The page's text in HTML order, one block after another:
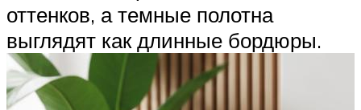
оттенков, а темные полотна
выглядят как длинные бордюры.